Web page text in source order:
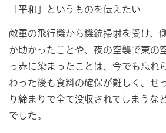
「平和」というものを伝えたい
敵軍の飛行機から機銃掃射を受け、
か助かったことや、夜の空襲で東の
っ赤に染まったことは、今でも忘れ
わった後も食料の確保が難しく、せ
り締まりで全て没収されてしまうな
でした。